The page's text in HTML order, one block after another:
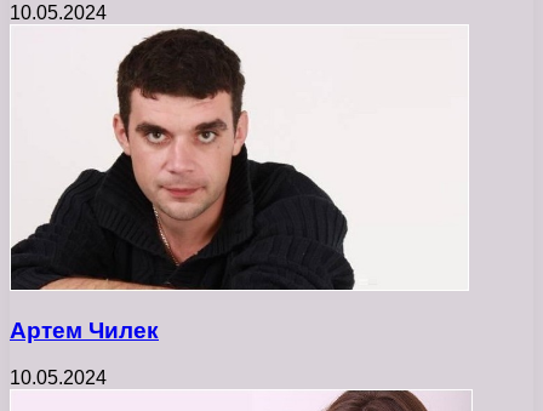
10.05.2024
Артем Чилек
10.05.2024